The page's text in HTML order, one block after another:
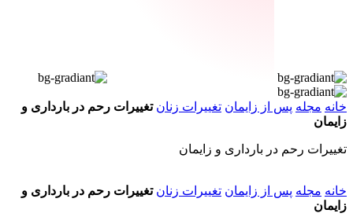
مجله پس از زایمان تغییرات زنان تغییرات رحم در بارداری و
رحم در بارداری و زایمان
مجله پس از زایمان تغییرات زنان تغییرات رحم در بارداری و